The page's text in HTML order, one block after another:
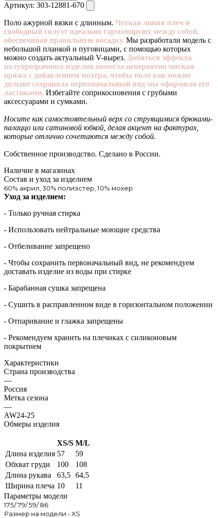
Артикул: 303-12881-670
Поло ажурной вязки с длинным. Четкая линия плеч и
свободный силуэт идеально гармонируют между собой,
обеспечивая правильную посадку. Мы разработали модель с
небольшой планкой и пуговицами, с помощью которых
можно создать актуальный V-вырез. Добиться эффекта
полупрозрачного изделия помогла невероятно мягкая
пряжа с добавлением мохера, чтобы поло как можно
дольше сохраняло первоначальный вид мы оформили его
ластиками. Избегайте соприкосновения с грубыми
аксессуарами и сумками.
Носите как самостоятельный верх со струящимися брюками-
палаццо или сатиновой юбкой, делая акцент на фактурах,
которые отлично сочетаются между собой.
Собственное производство. Сделано в России.
Наличие в магазинах
Состав и уход за изделием
60% акрил, 30% полиэстер, 10% мохер
Уход за изделием:
- Только ручная стирка
- Использовать нейтральные моющие средства
- Отбеливание запрещено
- Чтобы сохранить первоначальный вид, не рекомендуем
доставать изделие из воды при стирке
- Барабанная сушка запрещена
- Сушить в расправленном виде в горизонтальном положении
- Отпаривание и глажка запрещены
- Рекомендуем хранить на плечиках с силиконовым
покрытием
Характеристики
Страна производства
—
Россия
Метка сезона
—
AW24-25
Обмеры изделия
XS/S M/L
Длина изделия 57
59
Обхват груди
100
108
Длина рукава
63,5 64,5
Ширина плеча 10
11
Параметры модели
175/ 79/ 59/ 86
Размер на модели - XS